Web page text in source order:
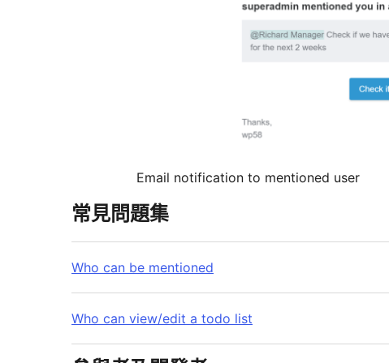
Email notification to mentioned user
常見問題集
Who can be mentioned
Who can view/edit a todo list